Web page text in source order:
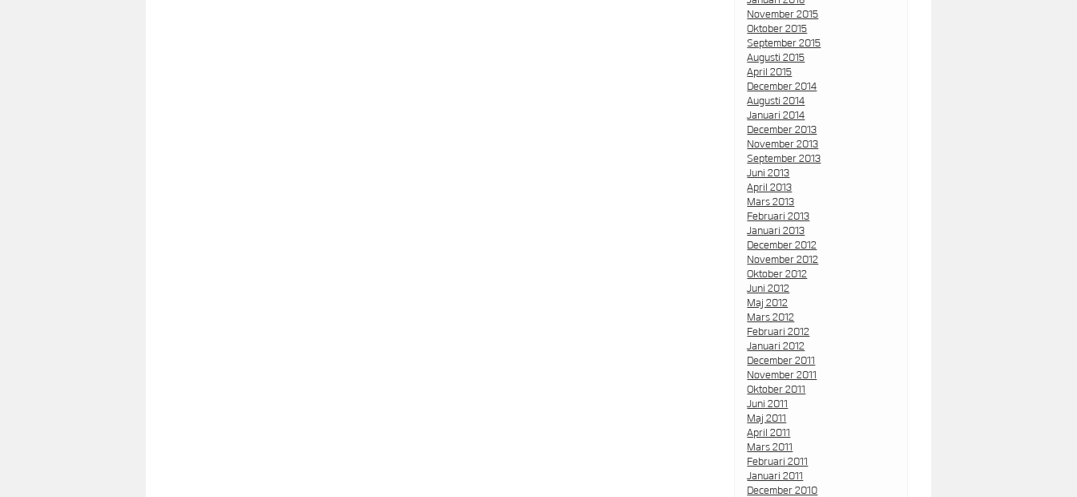
November 2015
Oktober 2015
September 2015
Augusti 2015
April 2015
December 2014
Augusti 2014
Januari 2014
December 2013
November 2013
September 2013
Juni 2013
April 2013
Mars 2013
Februari 2013
Januari 2013
December 2012
November 2012
Oktober 2012
Juni 2012
Maj 2012
Mars 2012
Februari 2012
Januari 2012
December 2011
November 2011
Oktober 2011
Juni 2011
Maj 2011
April 2011
Mars 2011
Februari 2011
Januari 2011
December 2010